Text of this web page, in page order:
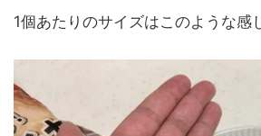
1個あたりのサイズはこのような感